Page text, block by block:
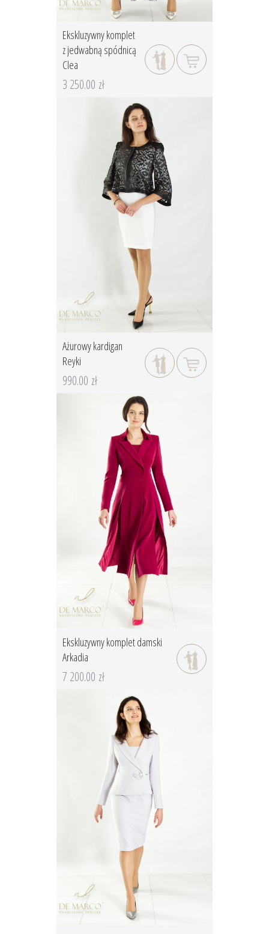
Ekskluzywny komplet
z jedwabną spódnicą
Clea
3 250.00 zł
Ażurowy kardigan
Reyki
990.00 zł
Ekskluzywny komplet damski
Arkadia
7 200.00 zł